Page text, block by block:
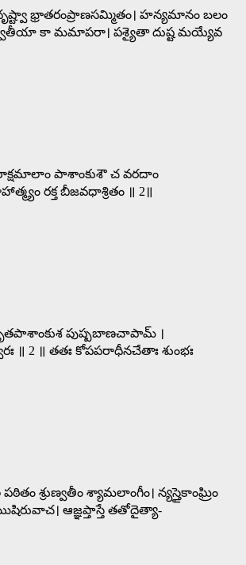
భ్రాతరంప్రాణసమ్మితం। హన్యమానం బలం
ద్వితీయా కా మమాపరా। పశ్యైతా దుష్ట మయ్యేవ
పాశాంకుశౌ చ వరదాం
రక్త బీజవధాశ్రితం ॥ 2॥
ధృతపాశాంకుశ పుష్పబాణచాపామ్ ।
2 ॥ తతః కోపపరాధీనచేతాః శుంభః
శ్రుణ్వతీం శ్యామలాంగీం। న్యస్తైకాంఘ్రిం
ఆజ్ఞప్తాస్తే తతోదైత్యా-